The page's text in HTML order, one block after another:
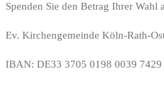
Spenden Sie den Betrag Ihrer Wahl
Ev. Kirchengemeinde Köln-Rath-
IBAN: DE33 3705 0198 0039 7429